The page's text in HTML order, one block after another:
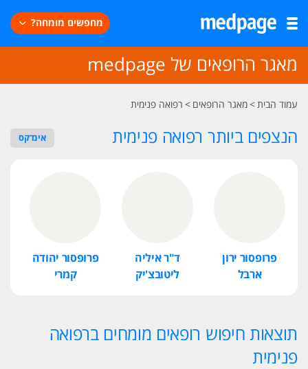
מחפשים מומחה?
מאגר הרופאים של medpage
עמוד הבית>מאגר הרופאים > רפואה פנימית
אינדקס הנצפים ביותר רפואה פנימית
פרופסור ירון
ארבל
ד"ר איליה
ליטובצ'יק
פרופסור יהודה
קמרי
תוצאות חיפוש רופאים מומחים ברפואה
פנימית